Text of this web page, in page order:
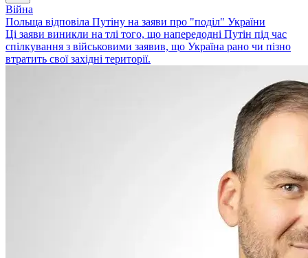
Війна
Польща відповіла Путіну на заяви про "поділ" України
Ці заяви виникли на тлі того, що напередодні Путін під час
спілкування з військовими заявив, що Україна рано чи пізно
втратить свої західні території.